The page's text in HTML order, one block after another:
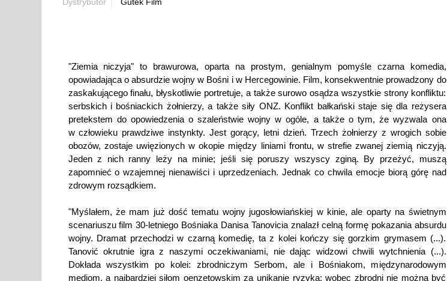
Dystrybutor Gutek Film
"Ziemia niczyja" to brawurowa, oparta na prostym, genialnym pomyśle czarna komedia,
opowiadająca o absurdzie wojny w Bośni i w Hercegowinie. Film, konsekwentnie prowadzony do
zaskakującego finału, błyskotliwie portretuje, a także surowo osądza wszystkie strony konfliktu:
serbskich i bośniackich żołnierzy, a także siły ONZ. Konflikt bałkański staje się dla reżysera
pretekstem do opowiedzenia o szaleństwie wojny w ogóle, a także o tym, że wyzwala ona
w człowieku prawdziwe instynkty. Jest gorący, letni dzień. Trzech żołnierzy z wrogich sobie
obozów, zostaje uwięzionych w okopie między liniami frontu, w strefie zwanej ziemią niczyją.
Jeden z nich ranny leży na minie; jeśli się poruszy wszyscy zginą. By przeżyć, muszą
zapomnieć o wzajemnej nienawiści i uprzedzeniach. Jednak co chwila emocje biorą górę nad
zdrowym rozsądkiem.
"Myślałem, że mam już dość tematu wojny jugosłowiańskiej w kinie, ale oparty na świetnym
scenariuszu film 30-letniego Bośniaka Danisa Tanovicia znalazł celną formę pokazania absurdu
wojny. Dramat przechodzi w czarną komedię, ta z kolei kończy się gorzkim grymasem (...).
Tanović okrutnie igra z naszymi oczekiwaniami, nie dając widzowi chwili wytchnienia (...).
Dokłada wszystkim po kolei: zbrodniczym Serbom, ale i Bośniakom, międzynarodowym
mediom, a najbardziej siłom oenzetowskim za unikanie ryzyka: wobec zbrodni nie można być